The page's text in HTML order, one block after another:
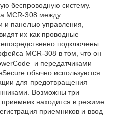
беспроводную систему.
MCR-308 между
и панелью управления,
их как проводные
подключены
MCR-308 в том, что он
и передатчиками
обычно используются
для предотвращения
Возможны три
находится в режиме
приемников и ввод